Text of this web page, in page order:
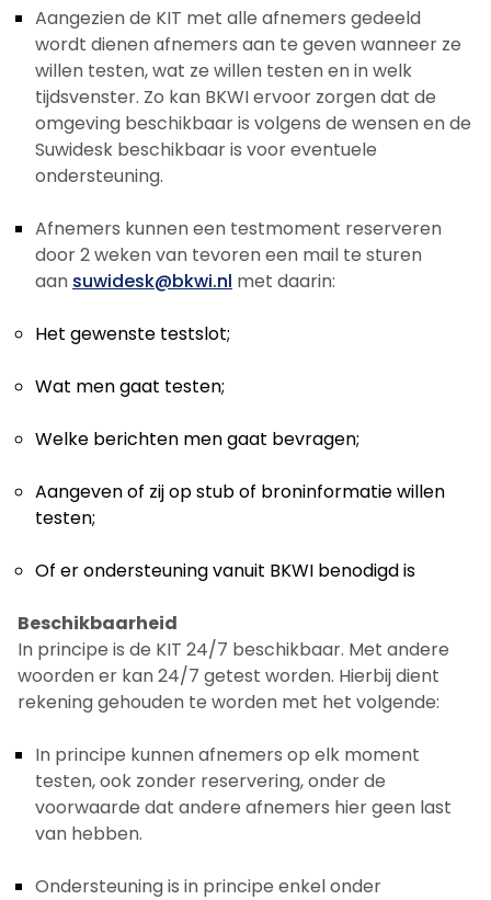
Aangezien de KIT met alle afnemers gedeeld
wordt dienen afnemers aan te geven wanneer ze
willen testen, wat ze willen testen en in welk
tijdsvenster. Zo kan BKWI ervoor zorgen dat de
omgeving beschikbaar is volgens de wensen en de
Suwidesk beschikbaar is voor eventuele
ondersteuning.
Afnemers kunnen een testmoment reserveren
door 2 weken van tevoren een mail te sturen
aan suwidesk@bkwi.nl met daarin:
Het gewenste testslot;
Wat men gaat testen;
Welke berichten men gaat bevragen;
Aangeven of zij op stub of broninformatie willen
testen;
Of er ondersteuning vanuit BKWI benodigd is
Beschikbaarheid
In principe is de KIT 24/7 beschikbaar. Met andere
woorden er kan 24/7 getest worden. Hierbij dient
rekening gehouden te worden met het volgende:
In principe kunnen afnemers op elk moment
testen, ook zonder reservering, onder de
voorwaarde dat andere afnemers hier geen last
van hebben.
Ondersteuning is in principe enkel onder